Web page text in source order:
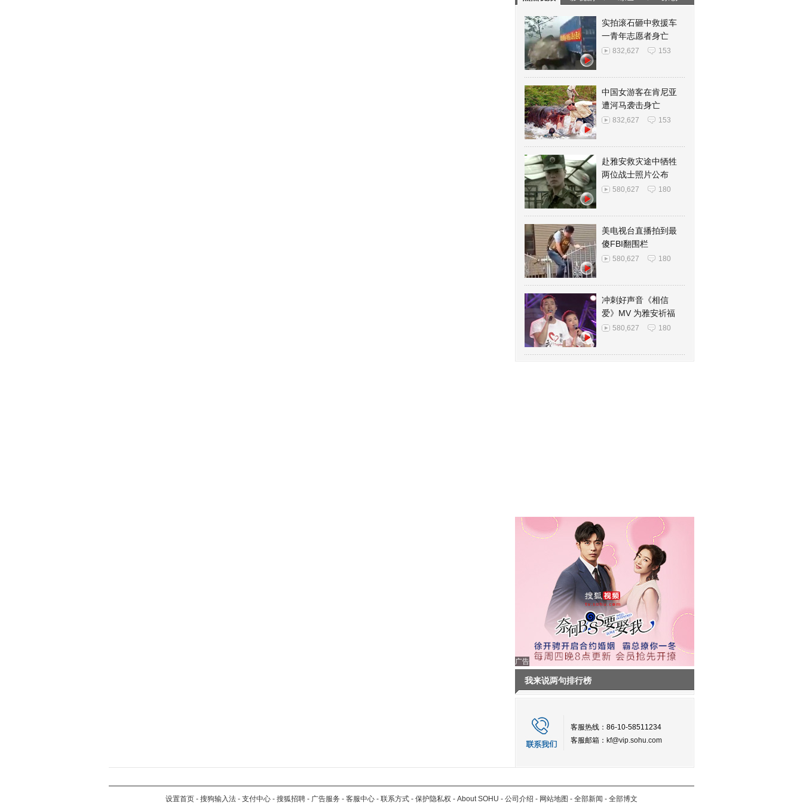
实拍滚石砸中救援车
一青年志愿者身亡
832,627 153
中国女游客在肯尼亚
遭河马袭击身亡
832,627 153
赴雅安救灾途中牺牲
两位战士照片公布
580,627 180
美电视台直播拍到最
傻FBI翻围栏
580,627 180
冲刺好声音《相信
爱》MV 为雅安祈福
580,627 180
广告
我来说两句排行榜
客服热线：86-10-58511234
客服邮箱： kf@vip.sohu.com
设置首页 - 搜狗输入法 - 支付中心 - 搜狐招聘 - 广告服务 - 客服中心 - 联系方式 - 保护隐私权 - About SOHU - 公司介绍 - 网站地图 - 全部新闻 - 全部博文